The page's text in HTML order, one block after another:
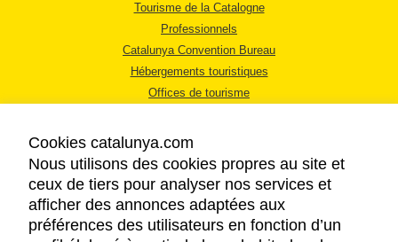
Tourisme de la Catalogne
Professionnels
Catalunya Convention Bureau
Hébergements touristiques
Offices de tourisme
MENTIONS LÉGALES
RÈGLES DE CONFIDENTIALITÉ
Cookies catalunya.com
Nous utilisons des cookies propres au site et
ceux de tiers pour analyser nos services et
afficher des annonces adaptées aux
préférences des utilisateurs en fonction d’un